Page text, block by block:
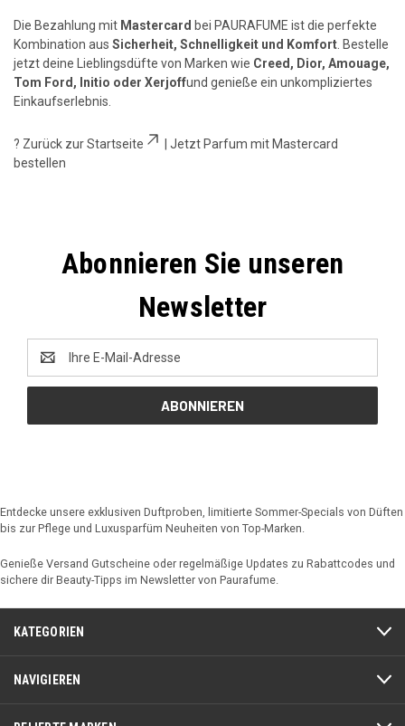
Die Bezahlung mit Mastercard bei PAURAFUME ist die perfekte
Kombination aus Sicherheit, Schnelligkeit und Komfort . Bestelle
jetzt deine Lieblingsdüfte von Marken wie Creed, Dior, Amouage,
Tom Ford, Initio oder Xerjoffund genieße ein unkompliziertes
Einkaufserlebnis.
? Zurück zur Startseite
Jetzt Parfum mit Mastercard
bestellen
Abonnieren Sie unseren
Newsletter
Mail-
Adresse
Entdecke unsere exklusiven Duftproben, limitierte Sommer-Specials von Düften
bis zur Pflege und Luxusparfüm Neuheiten von Top-Marken.
Genieße Versand Gutscheine oder regelmäßige Updates zu Rabattcodes und
sichere dir Beauty-Tipps im Newsletter von Paurafume.
KATEGORIEN
NAVIGIEREN